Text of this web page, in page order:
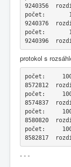
9240356
počet:
9240376
počet:
9240396
protokol s
počet:
8572812
počet:
8574837
počet:
8580820
počet:
8582817
- - -